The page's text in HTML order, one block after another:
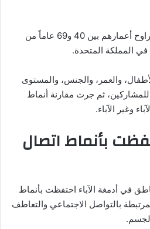
وشملت العينة رجالاً ونساءً تتراوح أعمارهم بين 40 و69 عاماً من
والعمر، والجنس، والمستوى
للمشاركين، ثم جرت مقارنة أنماط
وغير الآباء.
بأنماط اتصال
في أدمغة الآباء احتفظت بأنماط
بالتواصل الاجتماعي والتعاطف